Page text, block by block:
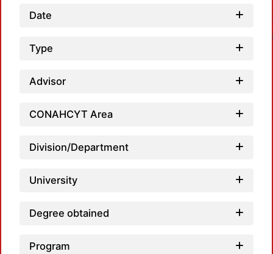
Date
Type
Advisor
CONAHCYT Area
Division/Department
University
Degree obtained
Program